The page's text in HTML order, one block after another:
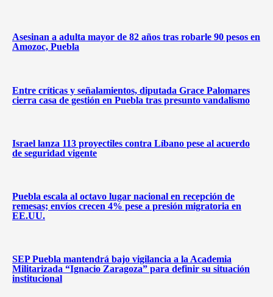
Asesinan a adulta mayor de 82 años tras robarle 90 pesos en
Amozoc, Puebla
Entre críticas y señalamientos, diputada Grace Palomares
cierra casa de gestión en Puebla tras presunto vandalismo
Israel lanza 113 proyectiles contra Líbano pese al acuerdo
de seguridad vigente
Puebla escala al octavo lugar nacional en recepción de
remesas; envíos crecen 4% pese a presión migratoria en
EE.UU.
SEP Puebla mantendrá bajo vigilancia a la Academia
Militarizada “Ignacio Zaragoza” para definir su situación
institucional